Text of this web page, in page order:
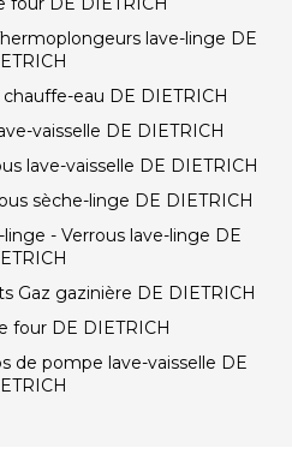
lave-linge DE
eau DE DIETRICH
vaisselle DE DIETRICH
lave-vaisselle DE DIETRICH
sèche-linge DE DIETRICH
- Verrous lave-linge DE
Gaz gazinière DE DIETRICH
four DE DIETRICH
de pompe lave-vaisselle DE